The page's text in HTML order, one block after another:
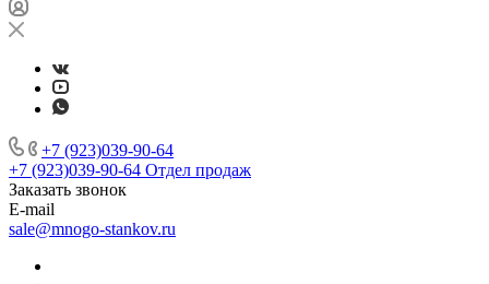
+7 (923)039-90-64
+7 (923)039-90-64 Отдел продаж
Заказать звонок
E-mail
sale@mnogo-stankov.ru